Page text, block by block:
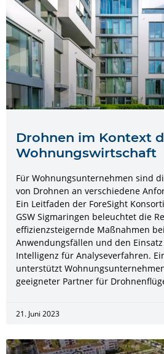
Drohnen im Kontext
Wohnungswirtschaft
Für Wohnungsunternehmen sind
von Drohnen an verschiedene
Ein Leitfaden der ForeSight
GSW Sigmaringen beleuchtet die
effizienzsteigernde Maßnahmen
Anwendungsfällen und den
Intelligenz für Analyseverfahren.
unterstützt
geeigneter Partner für
21. Juni 2023